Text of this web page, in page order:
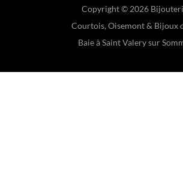
Copyright © 2026
Courtois, Oisemont & Bijoux
Baie à Saint Valery sur